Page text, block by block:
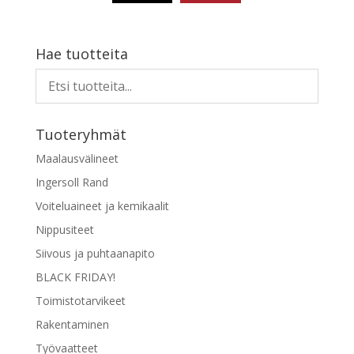
Hae tuotteita
Tuoteryhmät
Maalausvälineet
Ingersoll Rand
Voiteluaineet ja kemikaalit
Nippusiteet
Siivous ja puhtaanapito
BLACK FRIDAY!
Toimistotarvikeet
Rakentaminen
Työvaatteet